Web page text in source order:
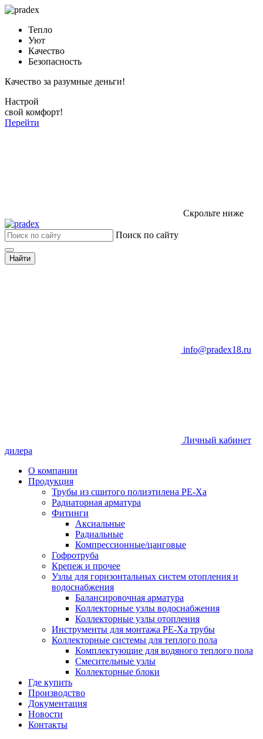
Тепло
Уют
Качество
Безопасность
Качество за разумные деньги!
Настрой
свой комфорт!
Перейти
Скрольте ниже
Поиск по сайту
Найти
info@pradex18.ru
Личный кабинет
дилера
О компании
Продукция
Трубы из сшитого полиэтилена PE-Xа
Радиаторная арматура
Фитинги
Аксиальные
Радиальные
Компрессионные/цанговые
Гофротруба
Крепеж и прочее
Узлы для горизонтальных систем отопления и
водоснабжения
Балансировочная арматура
Коллекторные узлы водоснабжения
Коллекторные узлы отопления
Инструменты для монтажа PE-Xа трубы
Коллекторные системы для теплого пола
Комплектующие для водяного теплого пола
Смесительные узлы
Коллекторные блоки
Где купить
Производство
Документация
Новости
Контакты